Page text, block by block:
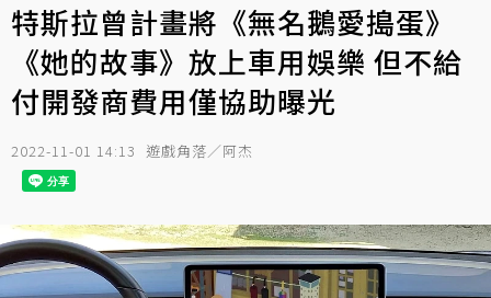
特斯拉曾計畫將《無名鵝愛搗蛋》
《她的故事》放上車用娛樂 但不給
付開發商費用僅協助曝光
2022-11-01 14:13 遊戲角落／阿杰